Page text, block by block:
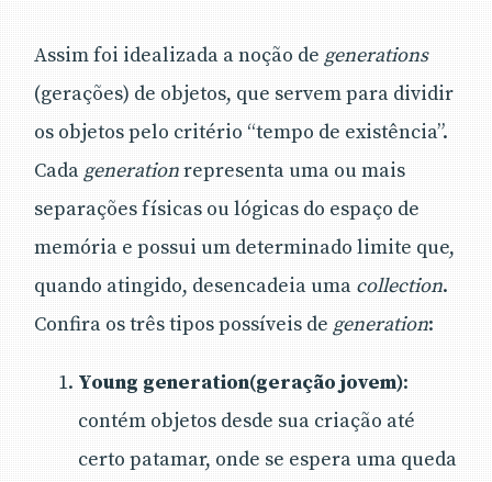
Assim foi idealizada a noção de generations
(gerações) de objetos, que servem para dividir
os objetos pelo critério “tempo de existência”.
Cada generationrepresenta uma ou mais
separações físicas ou lógicas do espaço de
memória e possui um determinado limite que,
quando atingido, desencadeia uma collection.
Confira os três tipos possíveis de generation:
Young generation(geração jovem):
contém objetos desde sua criação até
certo patamar, onde se espera uma queda